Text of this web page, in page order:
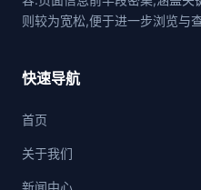
则较为宽松,便于进一步浏览与
快速导航
首页
关于我们
新闻中心